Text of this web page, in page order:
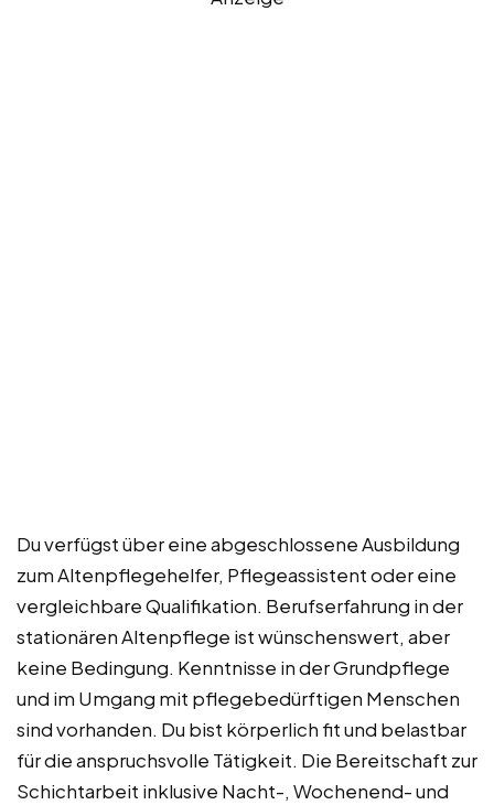
Du verfügst über eine abgeschlossene Ausbildung
zum Altenpflegehelfer, Pflegeassistent oder eine
vergleichbare Qualifikation. Berufserfahrung in der
stationären Altenpflege ist wünschenswert, aber
keine Bedingung. Kenntnisse in der Grundpflege
und im Umgang mit pflegebedürftigen Menschen
sind vorhanden. Du bist körperlich fit und belastbar
für die anspruchsvolle Tätigkeit. Die Bereitschaft zur
Schichtarbeit inklusive Nacht-, Wochenend- und